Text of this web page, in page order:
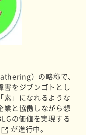
）の略称で、
害をジブンゴトとし
素」になれるような
業と協働しながら想
の価値を実現する
が進行中。